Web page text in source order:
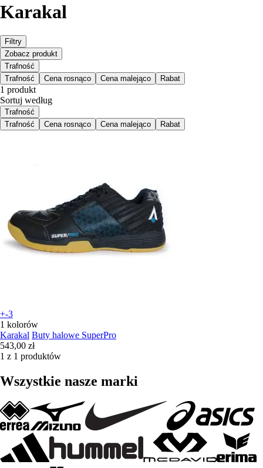
Karakal
Filtry
Zobacz produkt
Trafność
Trafność
Cena rosnąco Cena malejąco Rabat
1 produkt
Sortuj według
Trafność
Trafność
Cena rosnąco Cena malejąco Rabat
+-3
1 kolorów
Karakal Buty halowe SuperPro
543,00 zł
1 z 1 produktów
Wszystkie nasze marki